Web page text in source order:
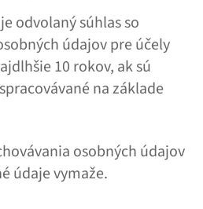
odvolaný súhlas so
údajov pre účely
10 rokov, ak sú
na základe
osobných údajov
údaje vymaže.